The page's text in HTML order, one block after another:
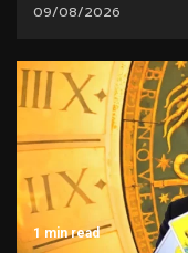
09/08/2026
1 min read